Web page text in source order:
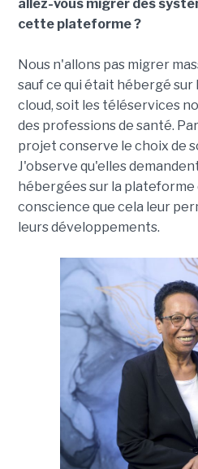
allez-vous migrer des
cette plateforme ?
Nous n'allons pas migrer
sauf ce qui était hébergé
cloud, soit les téléservices
des professions de santé.
projet conserve le choix de
J'observe qu'elles
hébergées sur la
conscience que cela leur
leurs développements.